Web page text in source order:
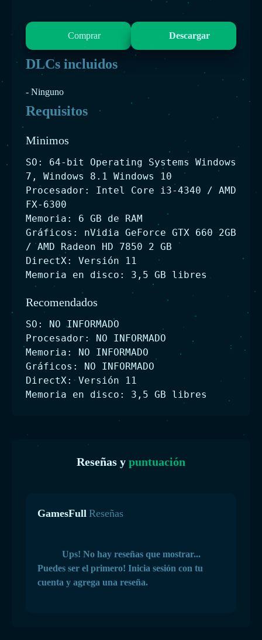
Comprar Descargar
DLCs incluidos
- Ninguno
Requisitos
Minimos
SO: 64-bit Operating Systems Windows
7, Windows 8.1 Windows 10
Procesador: Intel Core i3-4340 / AMD
FX-6300
Memoria: 6 GB de RAM
Gráficos: nVidia GeForce GTX 660 2GB
/ AMD Radeon HD 7850 2 GB
DirectX: Versión 11
Memoria en disco: 3,5 GB libres
Recomendados
SO: NO INFORMADO
Procesador: NO INFORMADO
Memoria: NO INFORMADO
Gráficos: NO INFORMADO
DirectX: Versión 11
Memoria en disco: 3,5 GB libres
Reseñas y puntuación
GamesFull Reseñas
Ups! No hay reseñas que mostrar...
Puedes ser el primero! Inicia sesión con tu
cuenta y agrega una reseña.